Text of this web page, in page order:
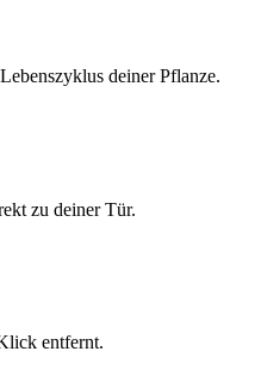
deiner Pflanze.
zu deiner Tür.
entfernt.